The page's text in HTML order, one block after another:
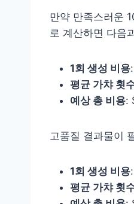
만약 만족스러운
로 계산하면 다음
1회 생성 비용
평균 가챠 횟
예상 총 비용:
고품질 결과물이
1회 생성 비용
평균 가챠 횟